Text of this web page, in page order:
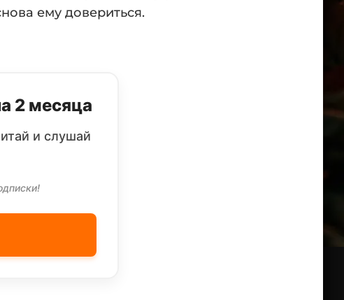
ему довериться.
2 месяца
и слушай